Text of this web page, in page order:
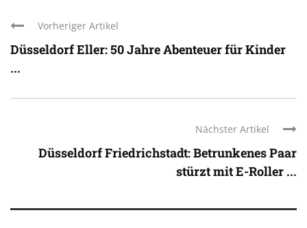
Vorheriger Artikel
Düsseldorf Eller: 50 Jahre Abenteuer für Kinder
...
Nächster Artikel
Düsseldorf Friedrichstadt: Betrunkenes Paar
stürzt mit E-Roller ...